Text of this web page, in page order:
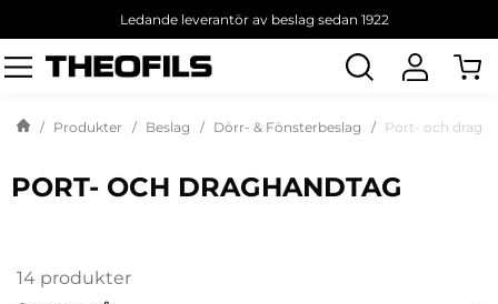
Ledande leverantör av beslag sedan 1922
Sök
produkt
Produkter Beslag Dörr- & Fönsterbeslag Port- och
PORT- OCH DRAGHANDTAG
14 produkter